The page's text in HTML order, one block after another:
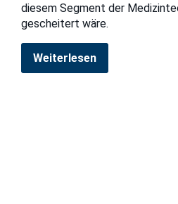
diesem Segment der
gescheitert wäre.
Weiterlesen